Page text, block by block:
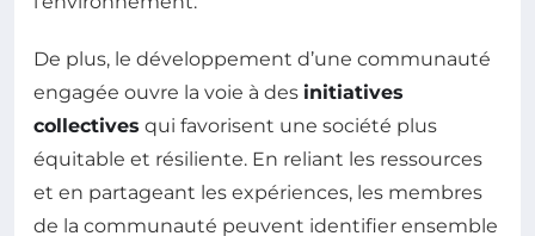
De plus, le développement d’une communauté
engagée ouvre la voie à des initiatives
collectives qui favorisent une société plus
équitable et résiliente. En reliant les ressources
et en partageant les expériences, les membres
de la communauté peuvent identifier ensemble